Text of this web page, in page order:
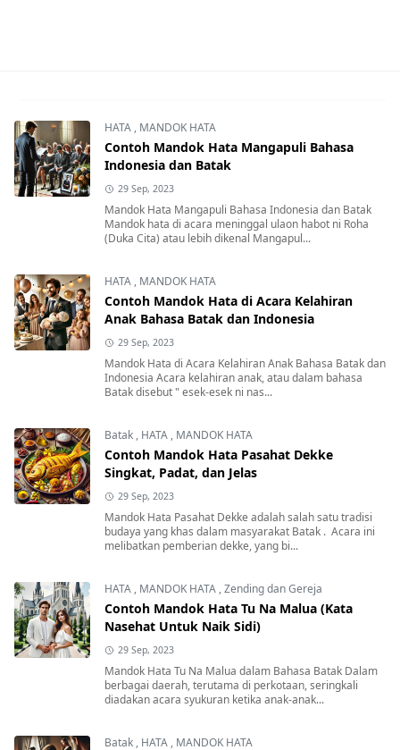
HATA , MANDOK HATA
Contoh Mandok Hata Mangapuli Bahasa
Indonesia dan Batak
29 Sep, 2023
Mandok Hata Mangapuli Bahasa Indonesia dan Batak
Mandok hata di acara meninggal ulaon habot ni Roha
(Duka Cita) atau lebih dikenal Mangapul...
HATA , MANDOK HATA
Contoh Mandok Hata di Acara Kelahiran
Anak Bahasa Batak dan Indonesia
29 Sep, 2023
Mandok Hata di Acara Kelahiran Anak Bahasa Batak dan
Indonesia Acara kelahiran anak, atau dalam bahasa
Batak disebut " esek-esek ni nas...
Batak , HATA , MANDOK HATA
Contoh Mandok Hata Pasahat Dekke
Singkat, Padat, dan Jelas
29 Sep, 2023
Mandok Hata Pasahat Dekke adalah salah satu tradisi
budaya yang khas dalam masyarakat Batak . Acara ini
melibatkan pemberian dekke, yang bi...
HATA , MANDOK HATA ,Zending dan Gereja
Contoh Mandok Hata Tu Na Malua (Kata
Nasehat Untuk Naik Sidi)
29 Sep, 2023
Mandok Hata Tu Na Malua dalam Bahasa Batak Dalam
berbagai daerah, terutama di perkotaan, seringkali
diadakan acara syukuran ketika anak-anak...
Batak , HATA , MANDOK HATA